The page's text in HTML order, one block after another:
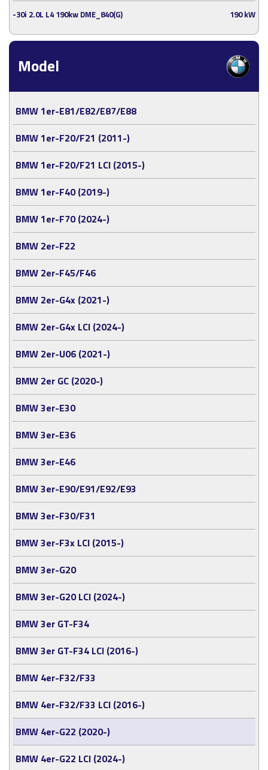
Model
BMW 1er-E81/E82/E87/E88
BMW 1er-F20/F21 (2011-)
BMW 1er-F20/F21 LCI (2015-)
BMW 1er-F40 (2019-)
BMW 1er-F70 (2024-)
BMW 2er-F22
BMW 2er-F45/F46
BMW 2er-G4x (2021-)
BMW 2er-G4x LCI (2024-)
BMW 2er-U06 (2021-)
BMW 2er GC (2020-)
BMW 3er-E30
BMW 3er-E36
BMW 3er-E46
BMW 3er-E90/E91/E92/E93
BMW 3er-F30/F31
BMW 3er-F3x LCI (2015-)
BMW 3er-G20
BMW 3er-G20 LCI (2024-)
BMW 3er GT-F34
BMW 3er GT-F34 LCI (2016-)
BMW 4er-F32/F33
BMW 4er-F32/F33 LCI (2016-)
BMW 4er-G22 (2020-)
BMW 4er-G22 LCI (2024-)
-30i 2.0L L4 190kw DME_840(G) 190 kW